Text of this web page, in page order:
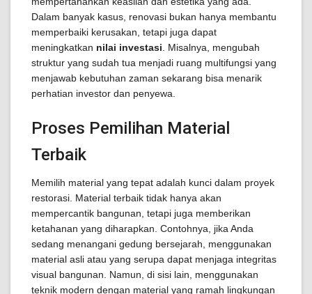
Dalam banyak kasus, renovasi bukan hanya membantu
memperbaiki kerusakan, tetapi juga dapat
meningkatkan nilai investasi . Misalnya, mengubah
struktur yang sudah tua menjadi ruang multifungsi yang
menjawab kebutuhan zaman sekarang bisa menarik
perhatian investor dan penyewa.
Proses Pemilihan Material
Terbaik
Memilih material yang tepat adalah kunci dalam proyek
restorasi. Material terbaik tidak hanya akan
mempercantik bangunan, tetapi juga memberikan
ketahanan yang diharapkan. Contohnya, jika Anda
sedang menangani gedung bersejarah, menggunakan
material asli atau yang serupa dapat menjaga integritas
visual bangunan. Namun, di sisi lain, menggunakan
teknik modern dengan material yang ramah lingkungan